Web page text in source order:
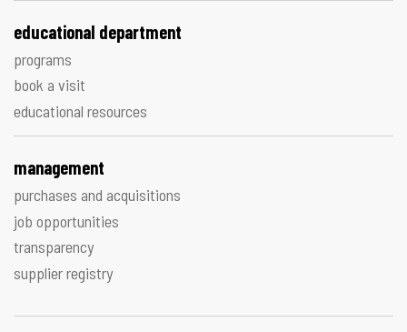
educational department
programs
book a visit
educational resources
management
purchases and acquisitions
job opportunities
transparency
supplier registry